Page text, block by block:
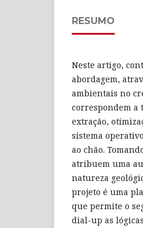
RESUMO
Neste artigo,
abordagem,
ambientais no
correspondem a
extração,
sistema
ao chão.
atribuem uma
natureza
projeto é uma
que permite o
dial-up as